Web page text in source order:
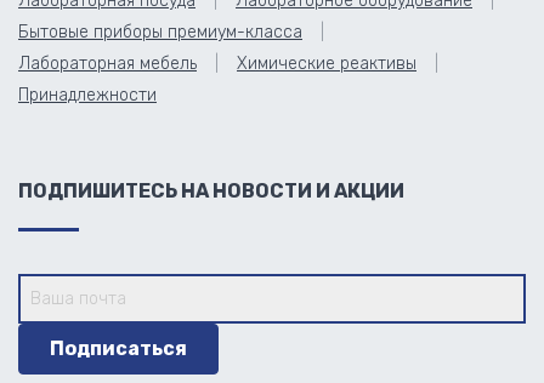
Бытовые приборы премиум-класса
Лабораторная мебель
Химические реактивы
Принадлежности
ПОДПИШИТЕСЬ НА НОВОСТИ И АКЦИИ